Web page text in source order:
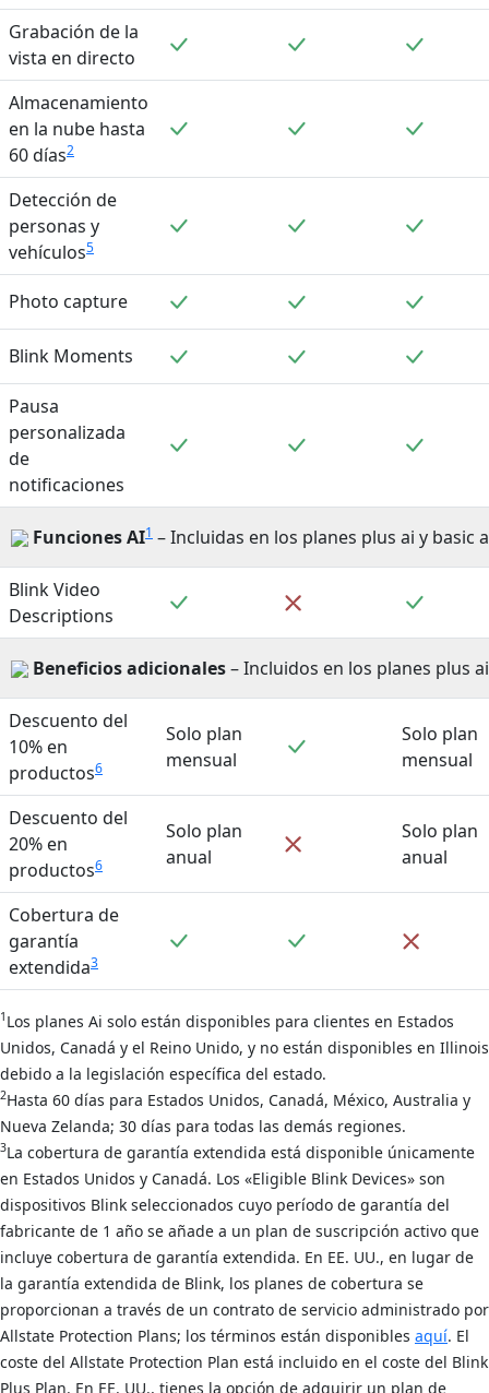
Grabación de la
vista en directo
Almacenamiento
en la nube hasta
60 días2
Detección de
personas y
vehículos5
Photo capture
Blink Moments
Pausa
personalizada
de
notificaciones
Funciones AI1 – Incluidas en los planes plus ai y basic
Blink Video
Descriptions
Beneficios adicionales– Incluidos en los planes plus
Descuento del
10% en
productos6
Solo plan
mensual
Solo plan
mensual
Descuento del
20% en
productos6
Solo plan
anual
Solo plan
anual
Cobertura de
garantía
extendida3
1 Los planes Ai solo están disponibles para clientes en Estados
Unidos, Canadá y el Reino Unido, y no están disponibles en Illinois
debido a la legislación específica del estado.
2Hasta 60 días para Estados Unidos, Canadá, México, Australia y
Nueva Zelanda; 30 días para todas las demás regiones.
3La cobertura de garantía extendida está disponible únicamente
en Estados Unidos y Canadá. Los «Eligible Blink Devices» son
dispositivos Blink seleccionados cuyo período de garantía del
fabricante de 1 año se añade a un plan de suscripción activo que
incluye cobertura de garantía extendida. En EE. UU., en lugar de
la garantía extendida de Blink, los planes de cobertura se
proporcionan a través de un contrato de servicio administrado por
Allstate Protection Plans; los términos están disponibles aquí. El
coste del Allstate Protection Plan está incluido en el coste del Blink
Plus Plan. En EE. UU., tienes la opción de adquirir un plan de